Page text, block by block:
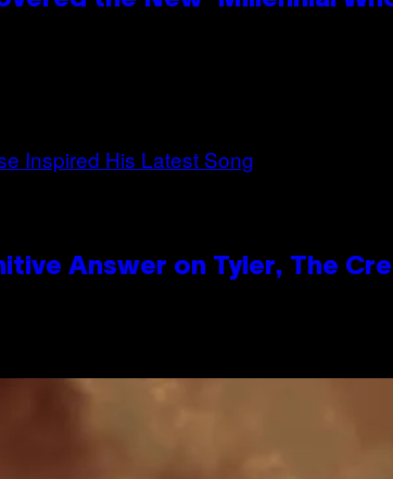
Answer on Tyler, The